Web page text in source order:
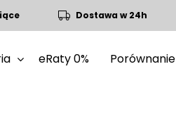
Dostawa w 24h
eRaty 0% Porównanie